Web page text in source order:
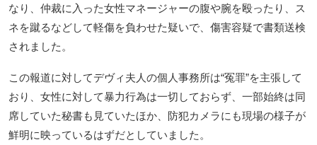
なり、仲裁に入った女性マネージャーの腹や腕を殴ったり、ス
ネを蹴るなどして軽傷を負わせた疑いで、傷害容疑で書類送検
されました。
この報道に対してデヴィ夫人の個人事務所は“冤罪”を主張して
おり、女性に対して暴力行為は一切しておらず、一部始終は同
席していた秘書も見ていたほか、防犯カメラにも現場の様子が
鮮明に映っているはずだとしていました。